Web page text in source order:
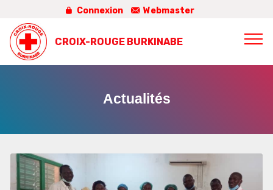
Connexion Webmaster
CROIX-ROUGE BURKINABE
Actualités